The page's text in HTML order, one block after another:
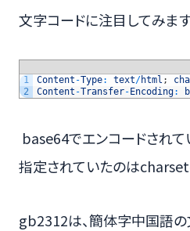
文字コードに注目してみます
1
2
Content -Type: text/html ;
Content -Transfer-Encoding:
base64でエンコードされて
指定されていたのは
gb2312は、簡体字中国語の